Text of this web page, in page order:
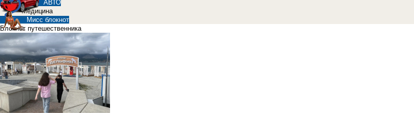
АВТО
Медицина
Мисс блокнот
Блокнот путешественника